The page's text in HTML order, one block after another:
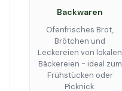
Backwaren
Ofenfrisches Brot,
Brötchen und
Leckereien von lokalen
Bäckereien - ideal zum
Frühstücken oder
Picknick.